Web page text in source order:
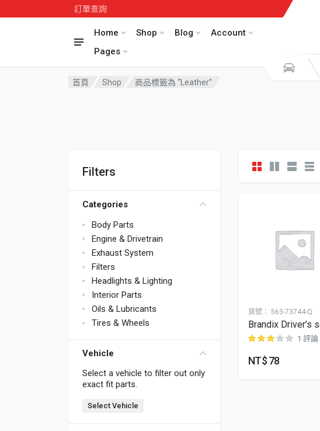
訂單查詢
Home Shop Blog
Account
Pages
首頁 Shop 商品標籤為 “Leather”
Filters
Categories
Body Parts
Engine & Drivetrain
Exhaust System
Filters
Headlights & Lighting
Interior Parts
Oils & Lubricants
Tires & Wheels
Vehicle
Select a vehicle to filter out only
exact fit parts.
Select Vehicle
貨號： 563-73744-Q
Brandix Driver’s
位顧客進行評分
1 評論
NT$78